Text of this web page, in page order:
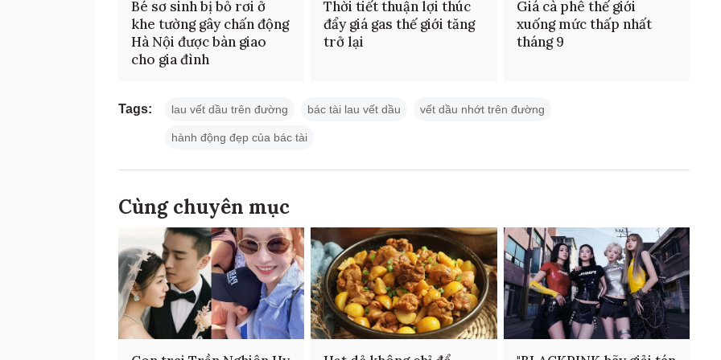
Bé sơ sinh bị bỏ rơi ở
khe tường gây chấn động
Hà Nội được bàn giao
cho gia đình
Thời tiết thuận lợi thúc
đẩy giá gas thế giới tăng
trở lại
Giá cà phê thế giới
xuống mức thấp nhất
tháng 9
Tags: lau vết dầu trên đường bác tài lau vết dầu vết dầu nhớt trên đường
hành động đẹp của bác tài
Cùng chuyên mục